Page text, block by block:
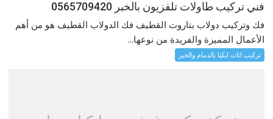
فني تركيب طاولات تلفزيون بالخبر 0565709420
فك وتركيب دولاب بتاروت القطيف فك الدولاب القطيف هو من أهم
الأعمال المميزة والفريدة من نوعها...
تركيب اثاث ايكيا بالدمام والخبر